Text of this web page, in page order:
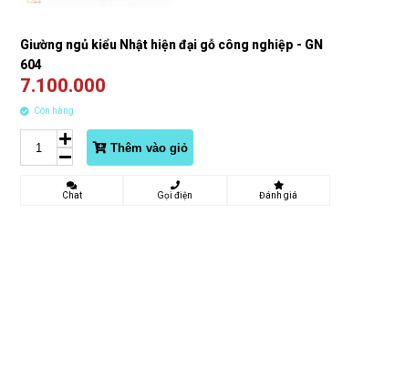
Giường ngủ kiểu Nhật hiện đại gỗ công nghiệp - GN
604
7.100.000
Còn hàng
Thêm vào giỏ
Chat Gọi điện Đánh giá